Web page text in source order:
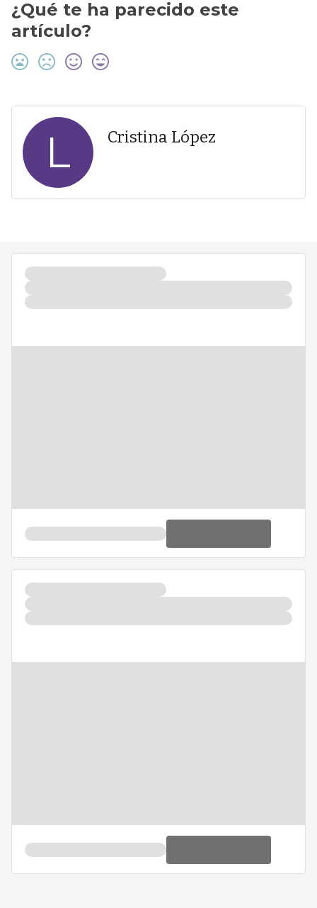
¿Qué te ha parecido este
artículo?
L Cristina López